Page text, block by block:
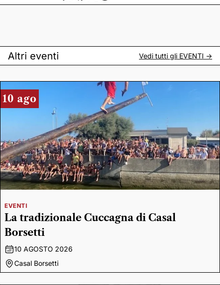
Altri eventi Vedi tutti gli EVENTI ->
10 ago
EVENTI
La tradizionale Cuccagna di Casal
Borsetti
10 AGOSTO 2026
Casal Borsetti